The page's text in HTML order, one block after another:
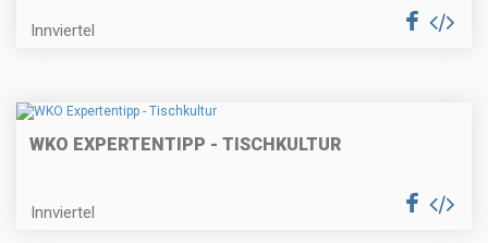
Innviertel
WKO EXPERTENTIPP - TISCHKULTUR
Innviertel